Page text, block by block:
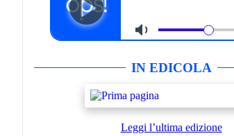
IN EDICOLA
Leggi l’ultima edizione